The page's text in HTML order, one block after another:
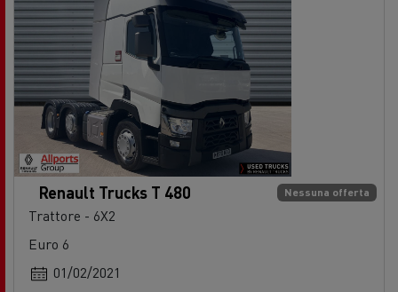
Nessuna offerta
Renault Trucks T 480
Trattore - 6X2
Euro 6
01/02/2021